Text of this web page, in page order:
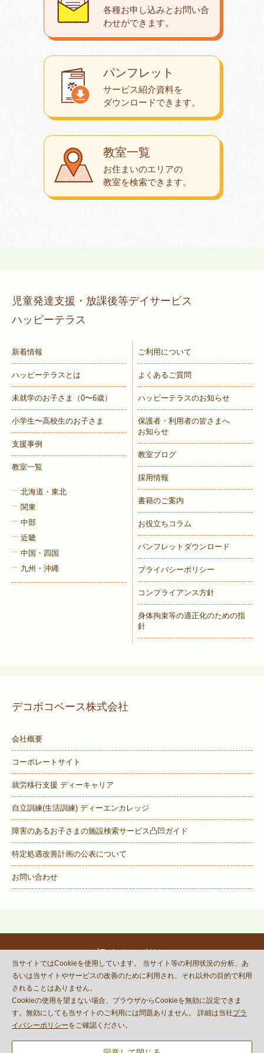
教室一覧
お住まいのエリアの
教室を検索できます。
パンフレット
サービス紹介資料を
ダウンロードできます。
各種お申し込みとお問い合
わせができます。
児童発達支援・放課後等デイサービス
ハッピーテラス
新着情報
ハッピーテラスとは
未就学のお子さま （0〜6歳）
小学生〜高校生のお子さま
支援事例
教室一覧
北海道・東北
関東
中部
近畿
中国・四国
九州・沖縄
ご利用について
よくあるご質問
ハッピーテラスのお知らせ
保護者・利用者の皆さまへ
お知らせ
教室ブログ
採用情報
書籍のご案内
お役立ちコラム
パンフレットダウンロード
プライバシーポリシー
コンプライアンス方針
身体拘束等の適正化のための指
針
デコボコベース株式会社
会社概要
コーポレートサイト
就労移行支援 ディーキャリア
自立訓練(生活訓練) ディーエンカレッジ
障害のあるお子さまの施設検索サービス凸凹ガイド
特定処遇改善計画の公表について
お問い合わせ
プライバシーポリシー
© DECOBOCO BASE Co.,Ltd.
and Terms of Serviceapply.
当サイトではCookieを使用しています。 当サイト等の利用状況の分析、あ
るいは当サイトやサービスの改善のために利用され、それ以外の目的で利用
されることはありません。
Cookieの使用を望まない場合、ブラウザからCookieを無効に設定できま
す。無効にしても当サイトのご利用には問題ありません。 詳細は当社プラ
イバシーポリシーをご確認ください。